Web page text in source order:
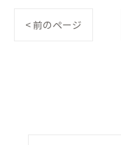
< 前のページ